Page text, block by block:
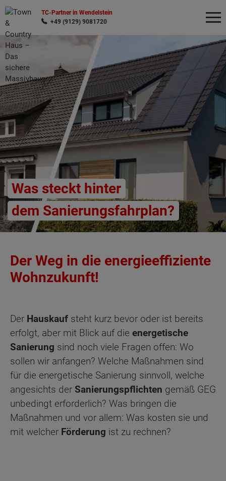
TC-Partner in Wendelstein
+49 (9129) 9081720
Was steckt hinter
dem Sanierungsfahrplan?
Der Weg in die energieeffiziente
Wohnzukunft!
Der Hauskauf steht kurz bevor oder ist bereits
erfolgt, aber mit Blick auf die energetische
Sanierung sind noch viele Fragen offen: Wo
sollen wir anfangen? Welche Maßnahmen sind
für die energetische Sanierung sinnvoll, welche
angesichts der Sanierungspflichten gemäß GEG
unbedingt erforderlich? Was bringen die
Maßnahmen und vor allem: Was kosten sie und
mit welcher Förderung ist zu rechnen?
Wonach möchten Sie suchen?